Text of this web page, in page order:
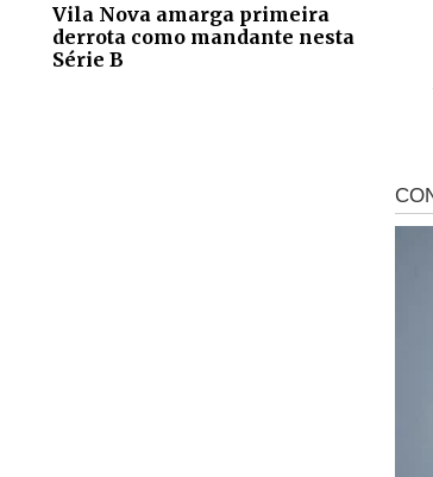
Vila Nova amarga primeira
derrota como mandante nesta
Série B